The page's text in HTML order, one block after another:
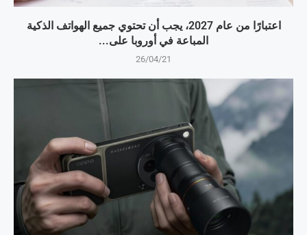
اعتبارًا من عام 2027، يجب أن تحتوي جميع الهواتف الذكية
المباعة في أوروبا على...
26/04/21